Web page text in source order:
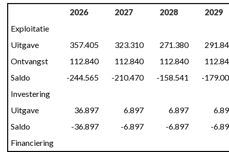
2026
2027 2028
2029
Exploitatie
Uitgave
357.405 323.310 271.380
Ontvangst
112.840 112.840 112.840
Saldo
-244.565 -210.470 -158.541
-
Investering
Uitgave
36.897 6.897 6.897
Saldo
-36.897 -6.897 -6.897
-
Financiering